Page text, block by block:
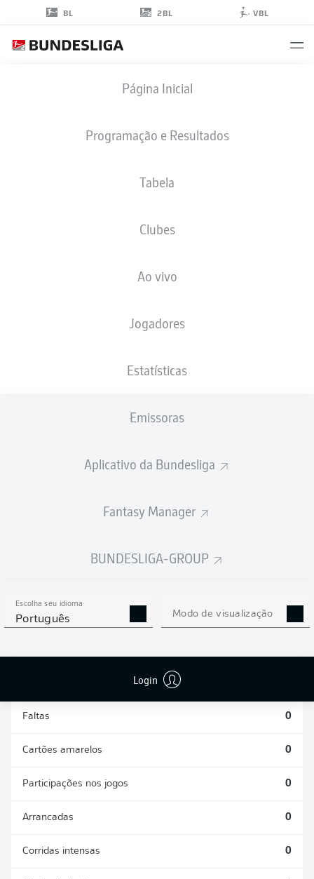
BL 2BL VBL
Página Inicial
Programação e Resultados
Tabela
Clubes
Ao vivo
Jogadores
Estatísticas
Emissoras
Aplicativo da Bundesliga
Fantasy Manager
BUNDESLIGA-GROUP
Escolha seu idioma
Português Modo de visualização
Login
HÜLSENBUSCH
18.01.2005
2026/2027
ESTATÍSTICAS DA
Faltas 0
Cartões amarelos 0
Participações nos jogos 0
Arrancadas 0
Corridas intensas 0